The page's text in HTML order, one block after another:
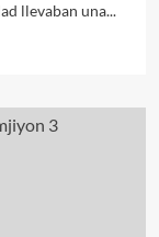
llevaban una...